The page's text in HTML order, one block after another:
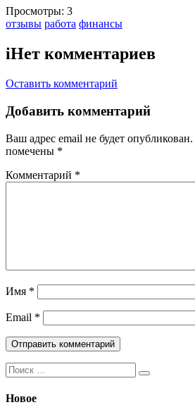
Просмотры: 3
Тэги:
отзывы работа финансы
iНет комментариев
Оставить комментарий
Добавить комментарий
Ваш адрес email не будет опубликован.
помечены *
Комментарий *
Имя *
Email *
Поиск:
Новое